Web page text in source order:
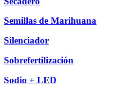
Semillas de Marihuana
Silenciador
Sobrefertilización
Sodio + LED